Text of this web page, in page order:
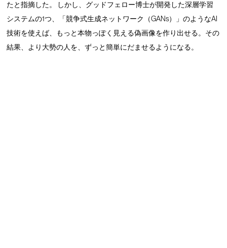
たと指摘した。 しかし、グッドフェロー博士が開発した深層学習
システムの1つ、「競争式生成ネットワーク（GANs）」のようなAI
技術を使えば、もっと本物っぽく見える偽画像を作り出せる。その
結果、より大勢の人を、ずっと簡単にだませるようになる。